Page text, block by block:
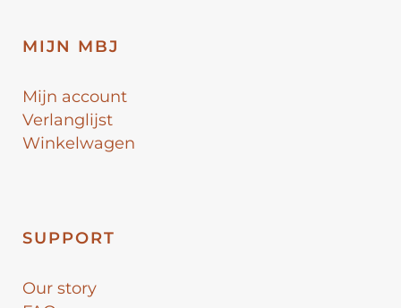
MIJN MBJ
Mijn account
Verlanglijst
Winkelwagen
SUPPORT
Our story